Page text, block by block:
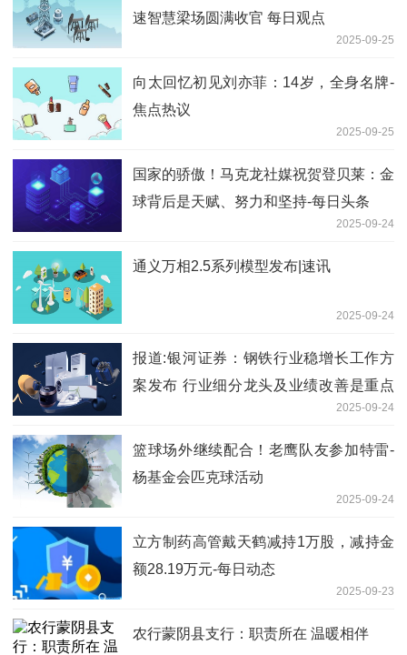
速智慧梁场圆满收官 每日观点
2025-09-25
向太回忆初见刘亦菲：14岁，全身名牌-
焦点热议
2025-09-25
国家的骄傲！马克龙社媒祝贺登贝莱：金
球背后是天赋、努力和坚持-每日头条
2025-09-24
通义万相2.5系列模型发布|速讯
2025-09-24
报道:银河证券：钢铁行业稳增长工作方
案发布 行业细分龙头及业绩改善是重点
2025-09-24
篮球场外继续配合！老鹰队友参加特雷-
杨基金会匹克球活动
2025-09-24
立方制药高管戴天鹤减持1万股，减持金
额28.19万元-每日动态
2025-09-23
农行蒙阴县支行：职责所在 温暖相伴